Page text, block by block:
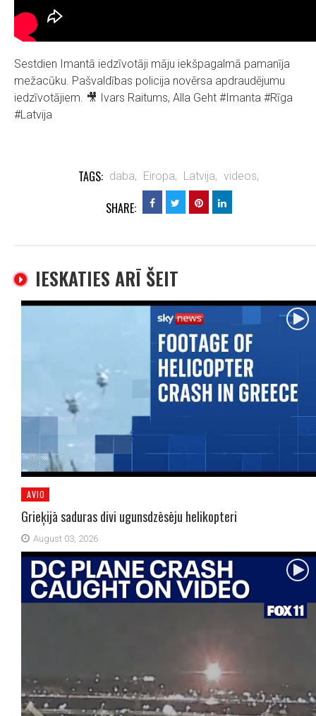
Sestdien Imantā iedzīvotāji māju iekšpagalmā pamanīja
mežacūku. Pašvaldības policija novērsa apdraudējumu
iedzīvotājiem. 🎥 Ivars Raitums, Alla Geht #Imanta #Rīga
#Latvija
TAGS: daba, Eiropa, Latvija, videos,
SHARE:
IESKATIES ARĪ ŠEIT
AVIO
Grieķijā saduras divi ugunsdzēsēju helikopteri
August 03, 2026